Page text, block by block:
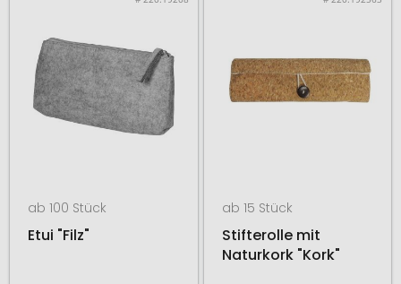
ab 100 Stück
Etui "Filz"
ab 15 Stück
Stifterolle mit
Naturkork "Kork"